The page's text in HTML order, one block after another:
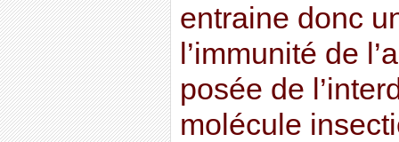
entraine donc
l’immunité de
posée de
molécule